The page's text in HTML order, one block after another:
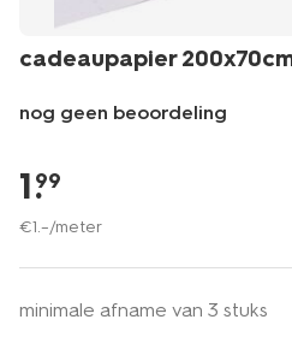
cadeaupapier
nog geen beoordeling
cadeau/inpakken/inpakpapier/
200x70cm-
hartjes-
14701193.html
1.
99
€1.–/meter
minimale afname van 3 stuks